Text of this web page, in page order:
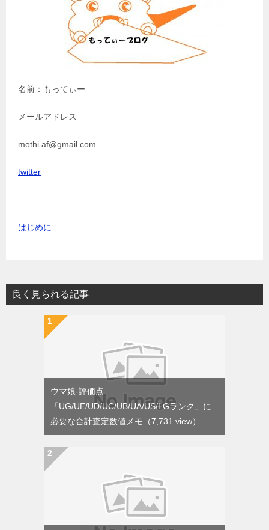
名前：もってぃー
メールアドレス
mothi.af@gmail.com
twitter
はじめに
良く見られる記事
ウマ娘-評価点
「UG/UE/UD/UC/UB/UA/US/LGランク」に
必要な合計査定数値メモ （7,731 view）